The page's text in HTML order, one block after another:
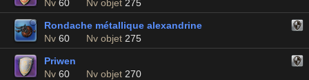
Nv 60 Nv objet 275
Rondache métallique alexandrine
Nv 60 Nv objet 275
Priwen
Nv 60 Nv objet 270